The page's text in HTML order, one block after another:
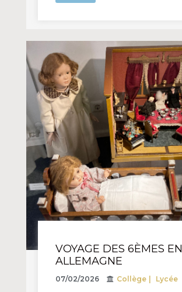
VOYAGE DES 6ÈMES EN
ALLEMAGNE
07/02/2026 Collège Lycée